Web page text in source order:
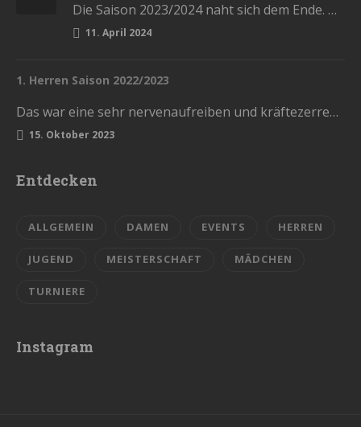
Die Saison 2023/2024 naht sich dem Ende. Diesen Samstag haben wir die letzten Heimspiele in der Stadthalle. Kommt und lasst…
11. April 2024
1. Herren Saison 2022/2023
Das war eine sehr nervenaufreiben und kräftezerrende Saison. Mit einem Ende, womit wir nicht gerechnet hatten. Die Vorrunde schlossen wir…
15. Oktober 2023
Entdecken
ALLGEMEIN DAMEN EVENTS HERREN
JUGEND MEISTERSCHAFT MÄDCHEN
TURNIERE
Instagram